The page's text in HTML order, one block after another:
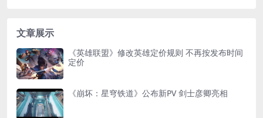
文章展示
《英雄联盟》修改英雄定价规则 不再按发布时间
定价
《崩坏：星穹铁道》公布新PV 剑士彦卿亮相